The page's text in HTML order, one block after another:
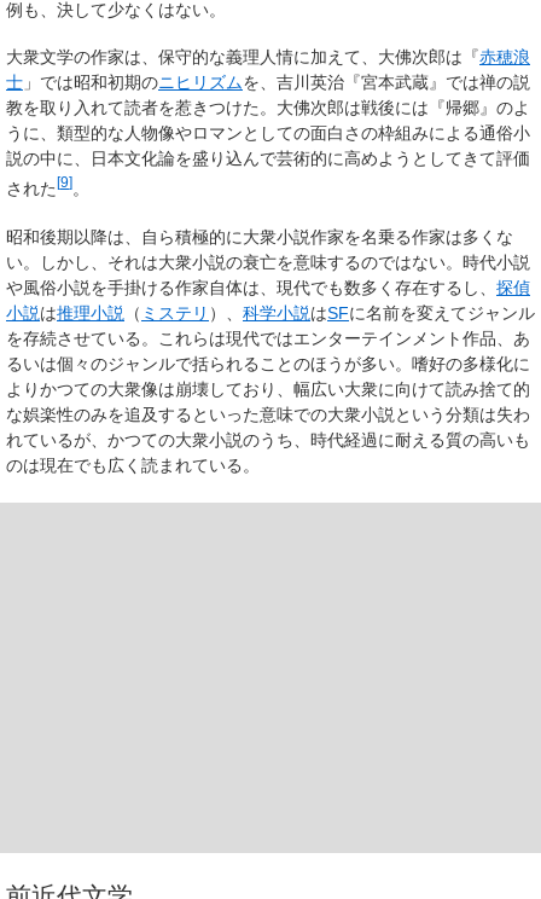
例も、決して少なくはない。
大衆文学の作家は、保守的な義理人情に加えて、大佛次郎は『赤穂浪
士 」では昭和初期のニヒリズムを、吉川英治『宮本武蔵』では禅の説
教を取り入れて読者を惹きつけた。大佛次郎は戦後には『帰郷』のよ
うに、類型的な人物像やロマンとしての面白さの枠組みによる通俗小
説の中に、日本文化論を盛り込んで芸術的に高めようとしてきて評価
された [9] 。
昭和後期以降は、自ら積極的に大衆小説作家を名乗る作家は多くな
い。しかし、それは大衆小説の衰亡を意味するのではない。時代小説
や風俗小説を手掛ける作家自体は、現代でも数多く存在するし、 探偵
小説は推理小説 （ ミステリ ）、 科学小説はSFに名前を変えてジャンル
を存続させている。これらは現代ではエンターテインメント作品、あ
るいは個々のジャンルで括られることのほうが多い。嗜好の多様化に
よりかつての大衆像は崩壊しており、幅広い大衆に向けて読み捨て的
な娯楽性のみを追及するといった意味での大衆小説という分類は失わ
れているが、かつての大衆小説のうち、時代経過に耐える質の高いも
のは現在でも広く読まれている。